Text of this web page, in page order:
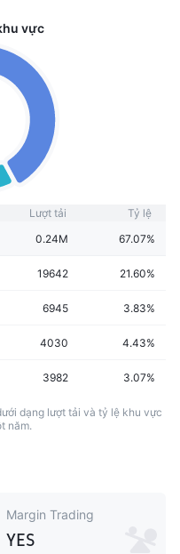
vực
Lượt tải
Tỷ lệ
0.24M 67.07%
19642 21.60%
6945 3.83%
4030 4.43%
3982 3.07%
dạng lượt tải và tỷ lệ khu vực
năm.
Margin Trading
YES